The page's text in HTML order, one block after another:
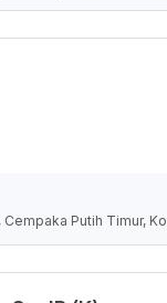
Putih Timur,